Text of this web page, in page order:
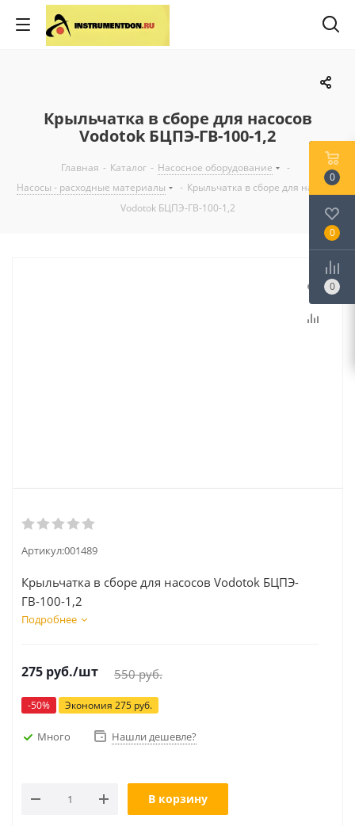
Крыльчатка в сборе для насосов
Vodotok БЦПЭ-ГВ-100-1,2
Главная - Каталог - Насосное оборудование
-
Насосы - расходные материалы
- Крыльчатка в сборе для насосов
Vodotok БЦПЭ-ГВ-100-1,2
Артикул:001489
Крыльчатка в сборе для насосов Vodotok БЦПЭ-
ГВ-100-1,2
Подробнее
275 руб./шт 550руб.
-50% Экономия 275 руб.
Много Нашли дешевле?
В корзину
0
0
0